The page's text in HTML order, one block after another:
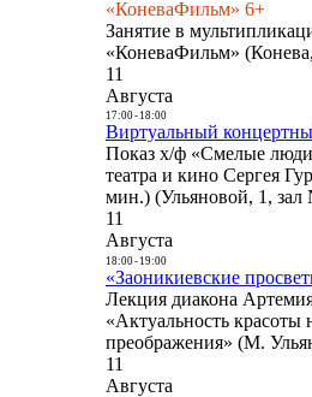
«КоневаФильм» 6+
Занятие в
«КоневаФильм»
11
Августа
17:00- 18:00
Виртуальный
Показ х/ф «Смелые
театра и кино Сергея
мин.) (Ульяновой, 1,
11
Августа
18:00- 19:00
«Заоникиевские
Лекция диакона
«Актуальность красоты
преображения» (М.
11
Августа